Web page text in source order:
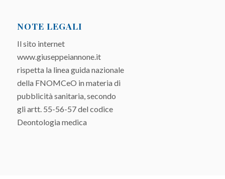
NOTE LEGALI
Il sito internet
www.giuseppeiannone.it
rispetta la linea guida nazionale
della FNOMCeO in materia di
pubblicità sanitaria, secondo
gli artt. 55-56-57 del codice
Deontologia medica